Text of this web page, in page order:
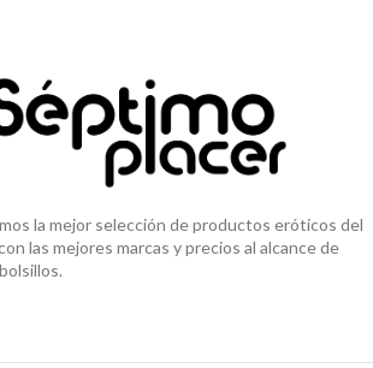
la mejor selección de productos eróticos del
las mejores marcas y precios al alcance de